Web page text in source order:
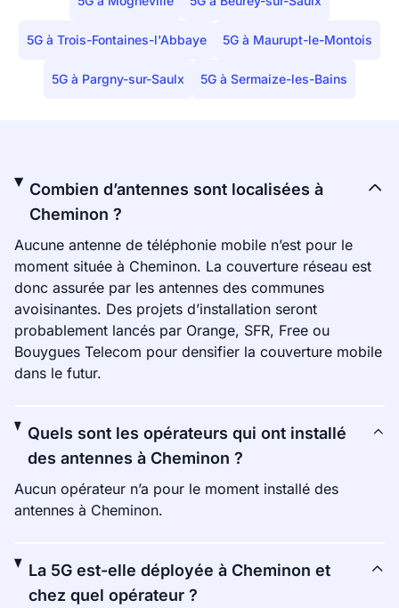
5G à Trois-Fontaines-l'Abbaye 5G à Maurupt-le-Montois
5G à Pargny-sur-Saulx 5G à Sermaize-les-Bains
Combien d’antennes sont localisées à
Cheminon ?
Aucune antenne de téléphonie mobile n’est pour le
moment située à Cheminon. La couverture réseau est
donc assurée par les antennes des communes
avoisinantes. Des projets d’installation seront
probablement lancés par Orange, SFR, Free ou
Bouygues Telecom pour densifier la couverture mobile
dans le futur.
Quels sont les opérateurs qui ont installé
des antennes à Cheminon ?
Aucun opérateur n’a pour le moment installé des
antennes à Cheminon.
La 5G est-elle déployée à Cheminon et
chez quel opérateur ?